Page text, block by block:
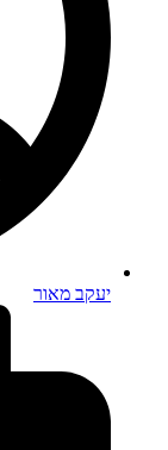
יעקב מאור